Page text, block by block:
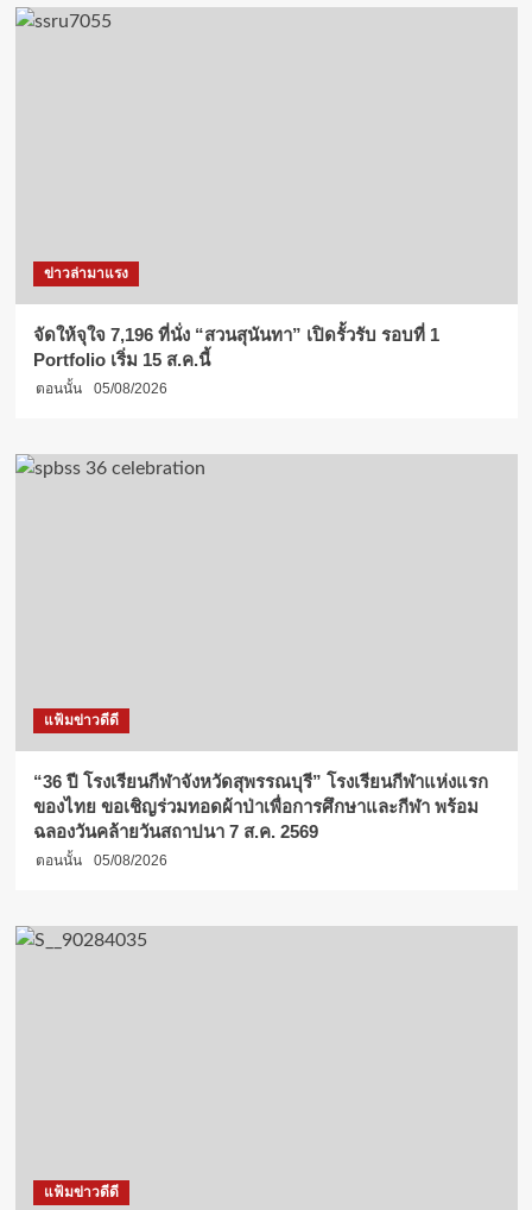
ข่าวล่ามาแรง
จัดให้จุใจ 7,196 ที่นั่ง “สวนสุนันทา” เปิดรั้วรับ รอบที่ 1
Portfolio เริ่ม 15 ส.ค.นี้
ตอนนั้น 05/08/2026
แฟ้มข่าวดีดี
“36 ปี โรงเรียนกีฬาจังหวัดสุพรรณบุรี” โรงเรียนกีฬาแห่งแรก
ของไทย ขอเชิญร่วมทอดผ้าป่าเพื่อการศึกษาและกีฬา พร้อม
ฉลองวันคล้ายวันสถาปนา 7 ส.ค. 2569
ตอนนั้น 05/08/2026
แฟ้มข่าวดีดี